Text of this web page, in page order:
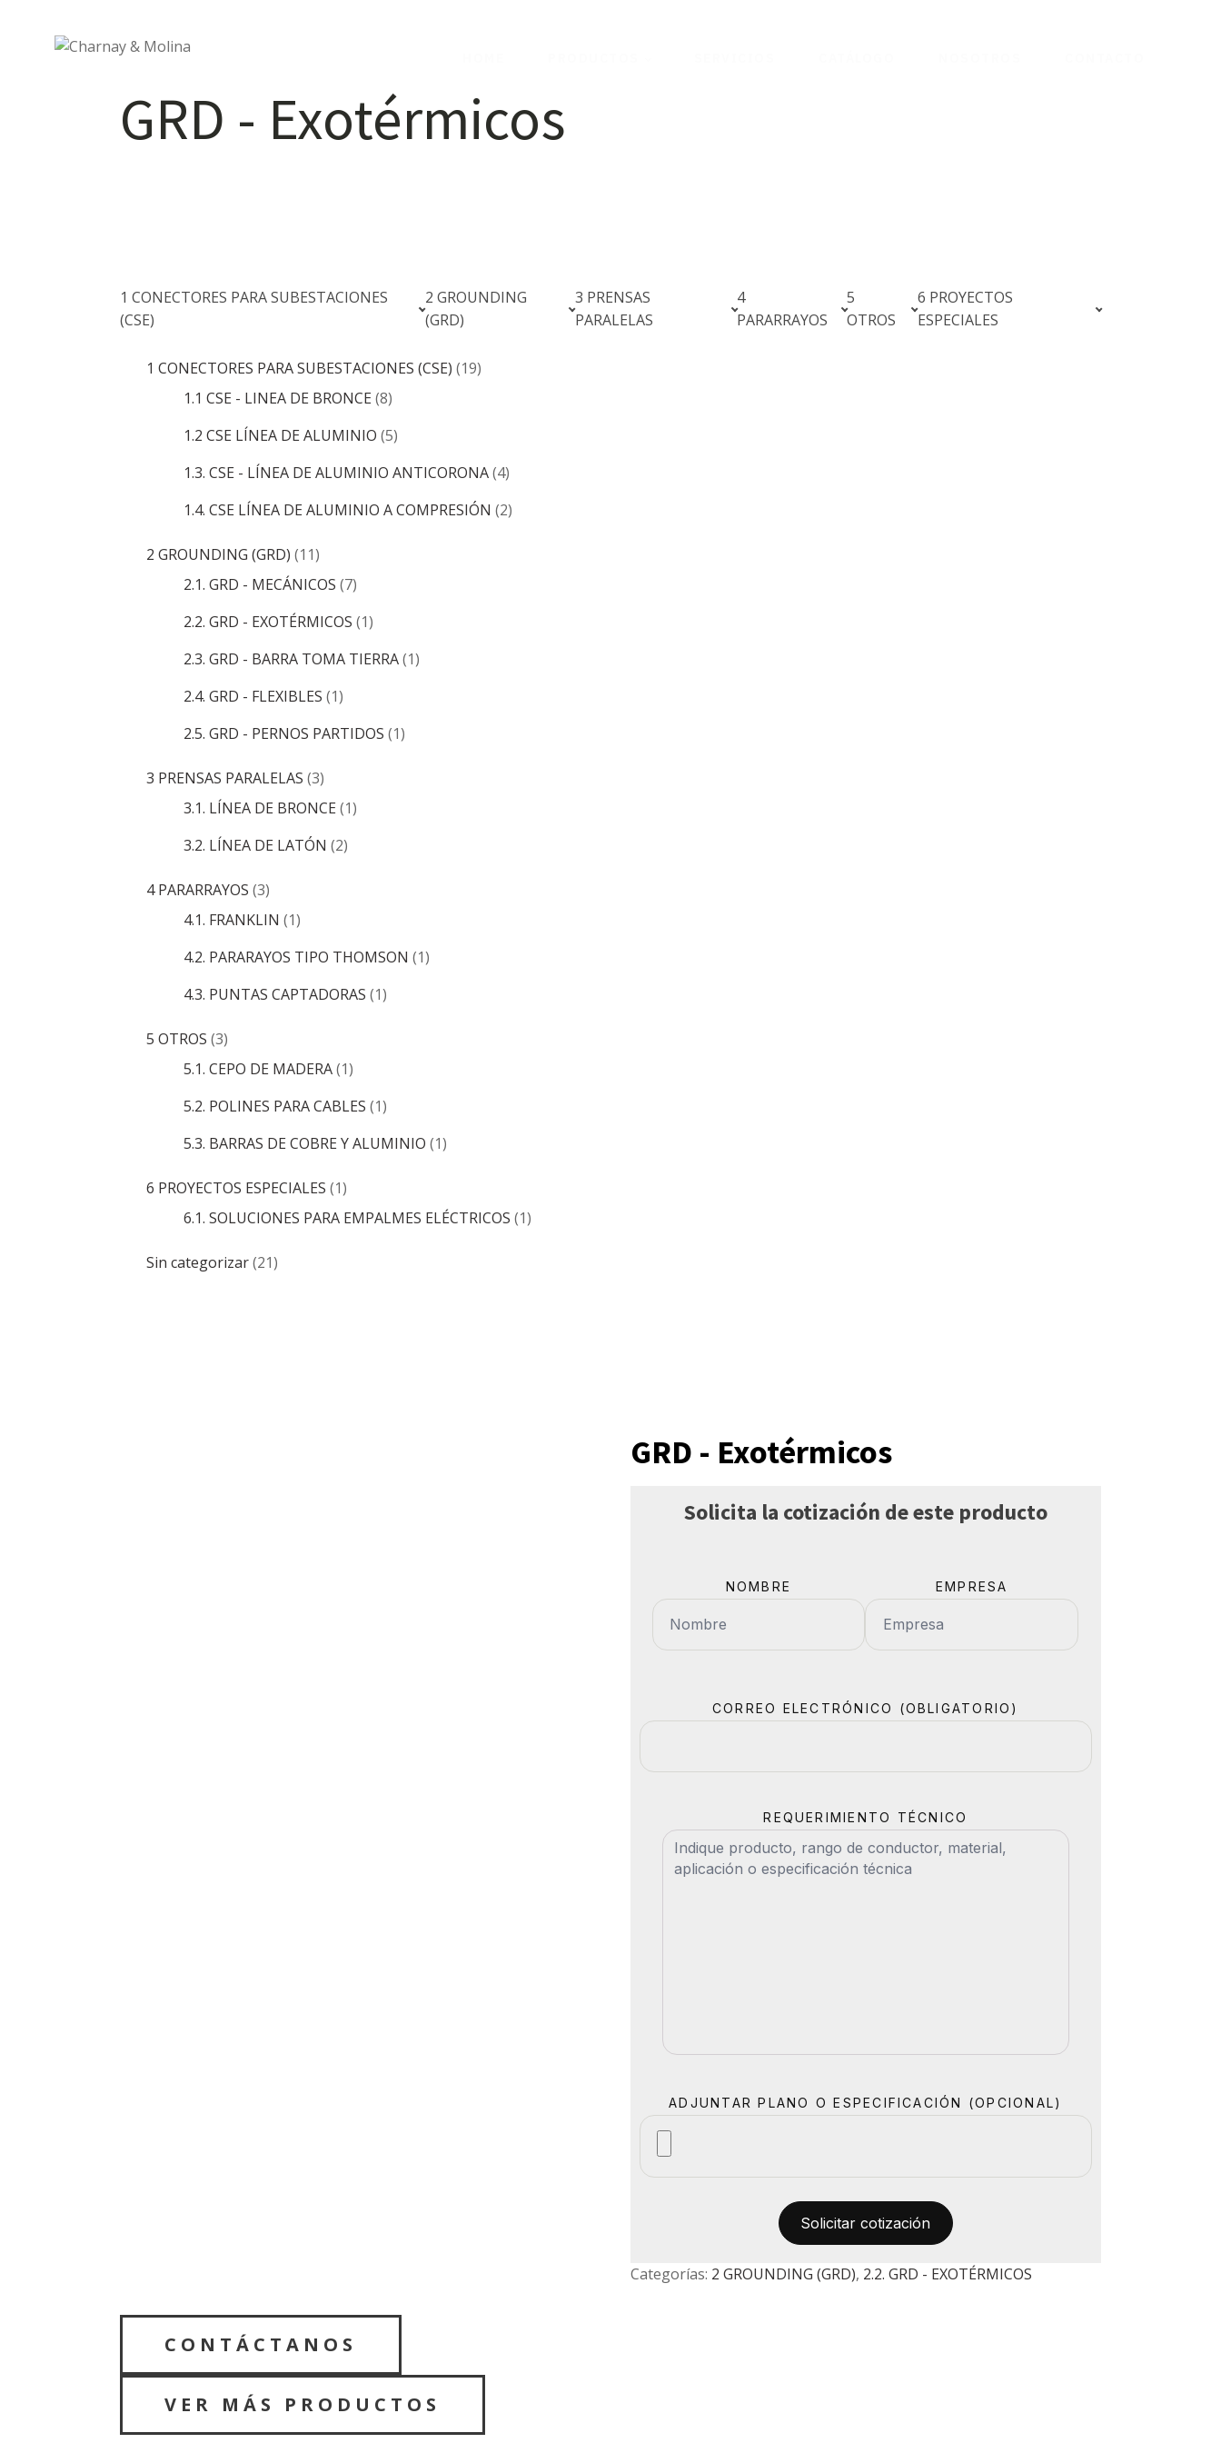
GRD - Exotérmicos
1 CONECTORES PARA SUBESTACIONES
(CSE)
2 GROUNDING
(GRD)
3 PRENSAS
PARALELAS
4
PARARRAYOS
5
OTROS
6 PROYECTOS
ESPECIALES
1 CONECTORES PARA SUBESTACIONES (CSE) (19)
1.1 CSE - LINEA DE BRONCE (8)
1.2 CSE LÍNEA DE ALUMINIO (5)
1.3. CSE - LÍNEA DE ALUMINIO ANTICORONA (4)
1.4. CSE LÍNEA DE ALUMINIO A COMPRESIÓN (2)
2 GROUNDING (GRD) (11)
2.1. GRD - MECÁNICOS (7)
2.2. GRD - EXOTÉRMICOS (1)
2.3. GRD - BARRA TOMA TIERRA (1)
2.4. GRD - FLEXIBLES (1)
2.5. GRD - PERNOS PARTIDOS (1)
3 PRENSAS PARALELAS (3)
3.1. LÍNEA DE BRONCE (1)
3.2. LÍNEA DE LATÓN (2)
4 PARARRAYOS (3)
4.1. FRANKLIN (1)
4.2. PARARAYOS TIPO THOMSON (1)
4.3. PUNTAS CAPTADORAS (1)
5 OTROS (3)
5.1. CEPO DE MADERA (1)
5.2. POLINES PARA CABLES (1)
5.3. BARRAS DE COBRE Y ALUMINIO (1)
6 PROYECTOS ESPECIALES (1)
6.1. SOLUCIONES PARA EMPALMES ELÉCTRICOS (1)
Sin categorizar(21)
GRD - Exotérmicos
Solicita la cotización de este producto
NOMBRE EMPRESA
CORREO ELECTRÓNICO (OBLIGATORIO)
REQUERIMIENTO TÉCNICO
ADJUNTAR PLANO O ESPECIFICACIÓN (OPCIONAL)
Categorías: 2 GROUNDING (GRD), 2.2. GRD - EXOTÉRMICOS
CONTÁCTANOS
VER MÁS PRODUCTOS